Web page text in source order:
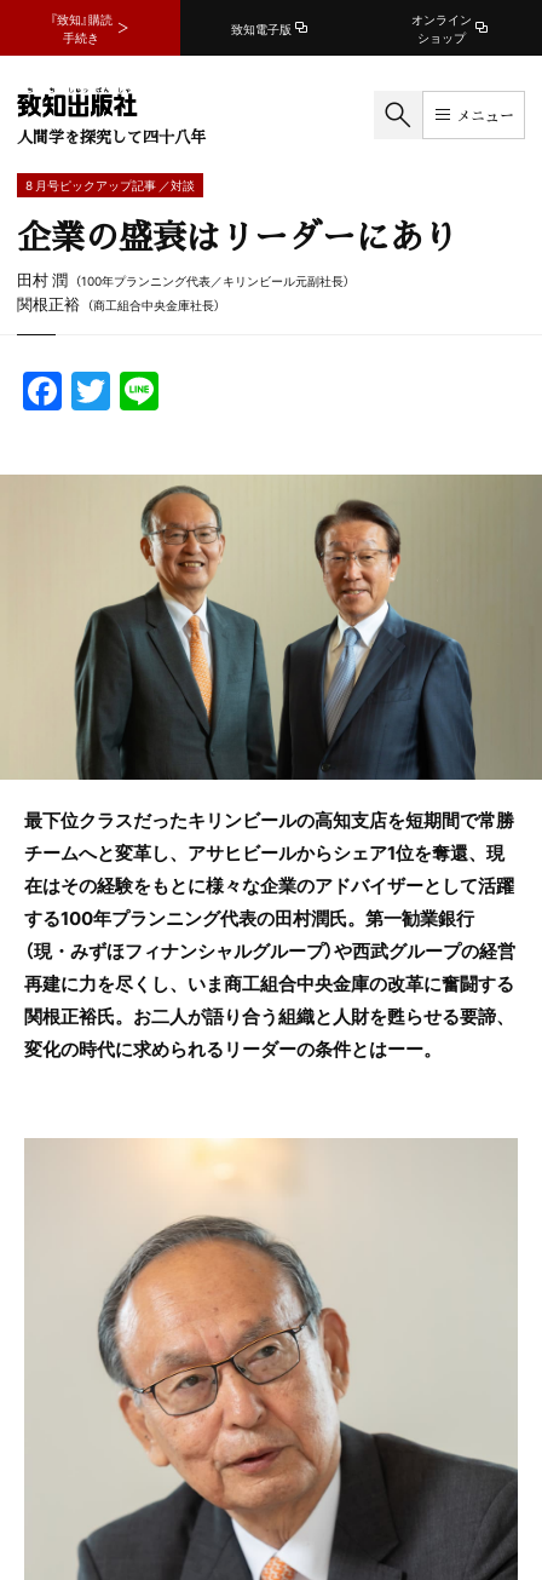
『致知』購読
手続き
致知電子版
オンライン
ショップ
人間学を探究して四十八年
メニュー
8 月号ピックアップ記事 ／対談
企業の盛衰はリーダーにあり
田村 潤 （100年プランニング代表／キリンビール元副社長）
関根正裕 （商工組合中央金庫社長）
F
a
c
o
k
T
w
itt
er
e
最下位クラスだったキリンビールの高知支店を短期間で常勝
チームへと変革し、アサヒビールからシェア1位を奪還、現
在はその経験をもとに様々な企業のアドバイザーとして活躍
する100年プランニング代表の田村潤氏。第一勧業銀行
（現・みずほフィナンシャルグループ）や西武グループの経営
再建に力を尽くし、いま商工組合中央金庫の改革に奮闘する
関根正裕氏。お二人が語り合う組織と人財を甦らせる要諦、
変化の時代に求められるリーダーの条件とはーー。